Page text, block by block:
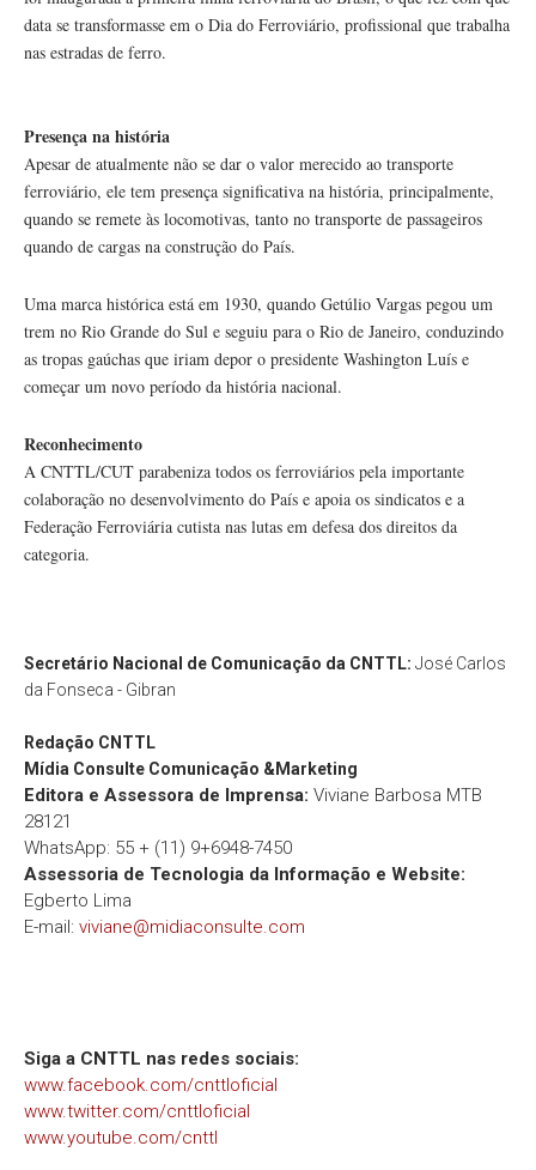
data se transformasse em o Dia do Ferroviário, profissional que trabalha
nas estradas de ferro.
Presença na história
Apesar de atualmente não se dar o valor merecido ao transporte
ferroviário, ele tem presença significativa na história, principalmente,
quando se remete às locomotivas, tanto no transporte de passageiros
quando de cargas na construção do País.
Uma marca histórica está em 1930, quando Getúlio Vargas pegou um
trem no Rio Grande do Sul e seguiu para o Rio de Janeiro, conduzindo
as tropas gaúchas que iriam depor o presidente Washington Luís e
começar um novo período da história nacional.
Reconhecimento
A CNTTL/CUT parabeniza todos os ferroviários pela importante
colaboração no desenvolvimento do País e apoia os sindicatos e a
Federação Ferroviária cutista nas lutas em defesa dos direitos da
categoria.
Secretário Nacional de Comunicação da CNTTL: José Carlos
da Fonseca - Gibran
Redação CNTTL
Mídia Consulte Comunicação &Marketing
Editora e Assessora de Imprensa: Viviane Barbosa MTB
28121
WhatsApp: 55 + (11) 9+6948-7450
Assessoria de Tecnologia da Informação e Website:
Egberto Lima
E-mail: viviane@midiaconsulte.com
Siga a CNTTL nas redes sociais:
www.facebook.com/cnttloficial
www.twitter.com/cnttloficial
www.youtube.com/cnttl